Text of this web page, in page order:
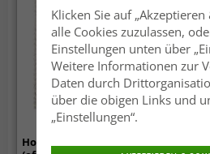
Hochflorteppiche - Monti
Klicken Sie auf „Akzeptieren
alle Cookies zuzulassen,
Einstellungen unten über
Weitere Informationen zur
Daten durch
über die obigen Links und
„Einstellungen“.